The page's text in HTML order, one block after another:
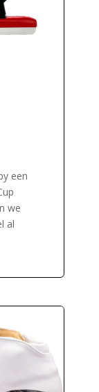
een
we
al